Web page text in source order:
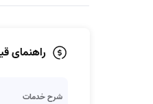
راهنمای
شرح خدمات